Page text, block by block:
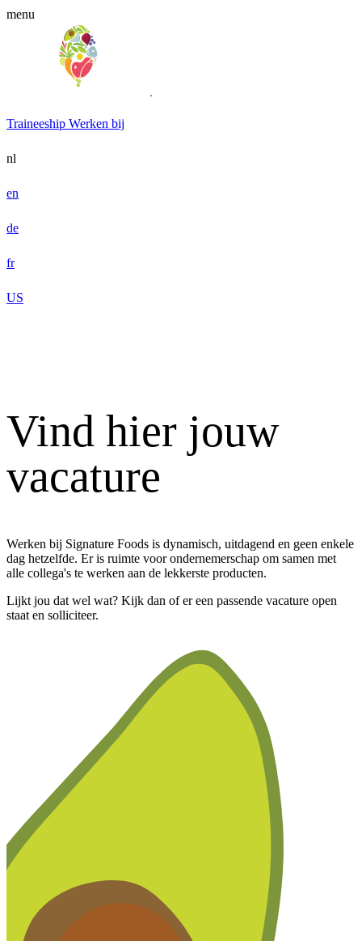
menu
Traineeship Werken bij
nl
en
de
fr
US
Vind hier jouw
vacature
Werken bij Signature Foods is dynamisch, uitdagend en geen enkele
dag hetzelfde. Er is ruimte voor ondernemerschap om samen met
alle collega's te werken aan de lekkerste producten.
Lijkt jou dat wel wat? Kijk dan of er een passende vacature open
staat en solliciteer.